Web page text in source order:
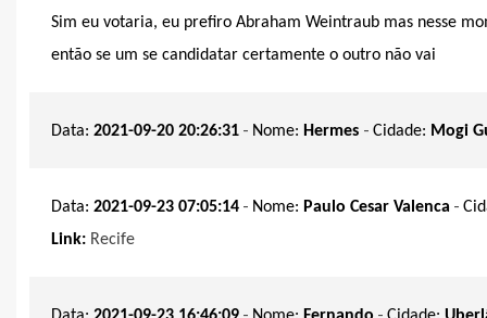
Sim eu votaria, eu prefiro Abraham Weintraub mas nesse
então se um se candidatar certamente o outro não vai
Data: 2021-09-20 20:26:31 - Nome: Hermes - Cidade: Mogi
Data: 2021-09-23 07:05:14 - Nome: Paulo Cesar Valenca -
Link: Recife
- -